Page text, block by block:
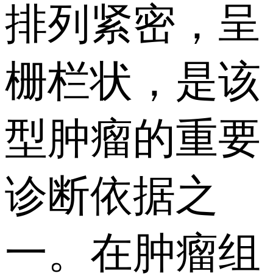
排列紧密，呈
栅栏状，是该
型肿瘤的重要
诊断依据之
一。在肿瘤组